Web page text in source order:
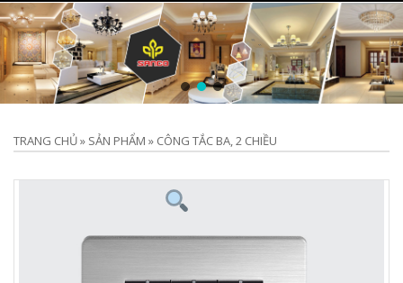
TRANG CHỦ» SẢN PHẨM » CÔNG TẮC BA, 2 CHIỀU